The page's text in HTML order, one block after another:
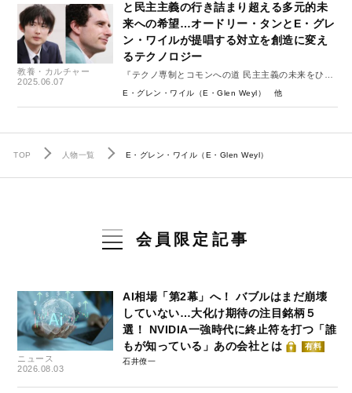
教養・カルチャー
2025.06.07
と民主主義の行き詰まり超える多元的未
来への希望…オードリー・タンとE・グレ
ン・ワイルが提唱する対立を創造に変え
るテクノロジー
『テクノ専制とコモンへの道 民主主義の未来をひら
く多元技術PLURALITYとは？』 #1
E・グレン・ワイル（E・Glen Weyl）
TOP 人物一覧 E・グレン・ワイル（E・Glen Weyl）
会員限定記事
ニュース
2026.08.03
AI相場「第2幕」へ！ バブルはまだ崩壊
していない…大化け期待の注目銘柄５
選！ NVIDIA一強時代に終止符を打つ「誰
もが知っている」あの会社とは
有料
石井僚一